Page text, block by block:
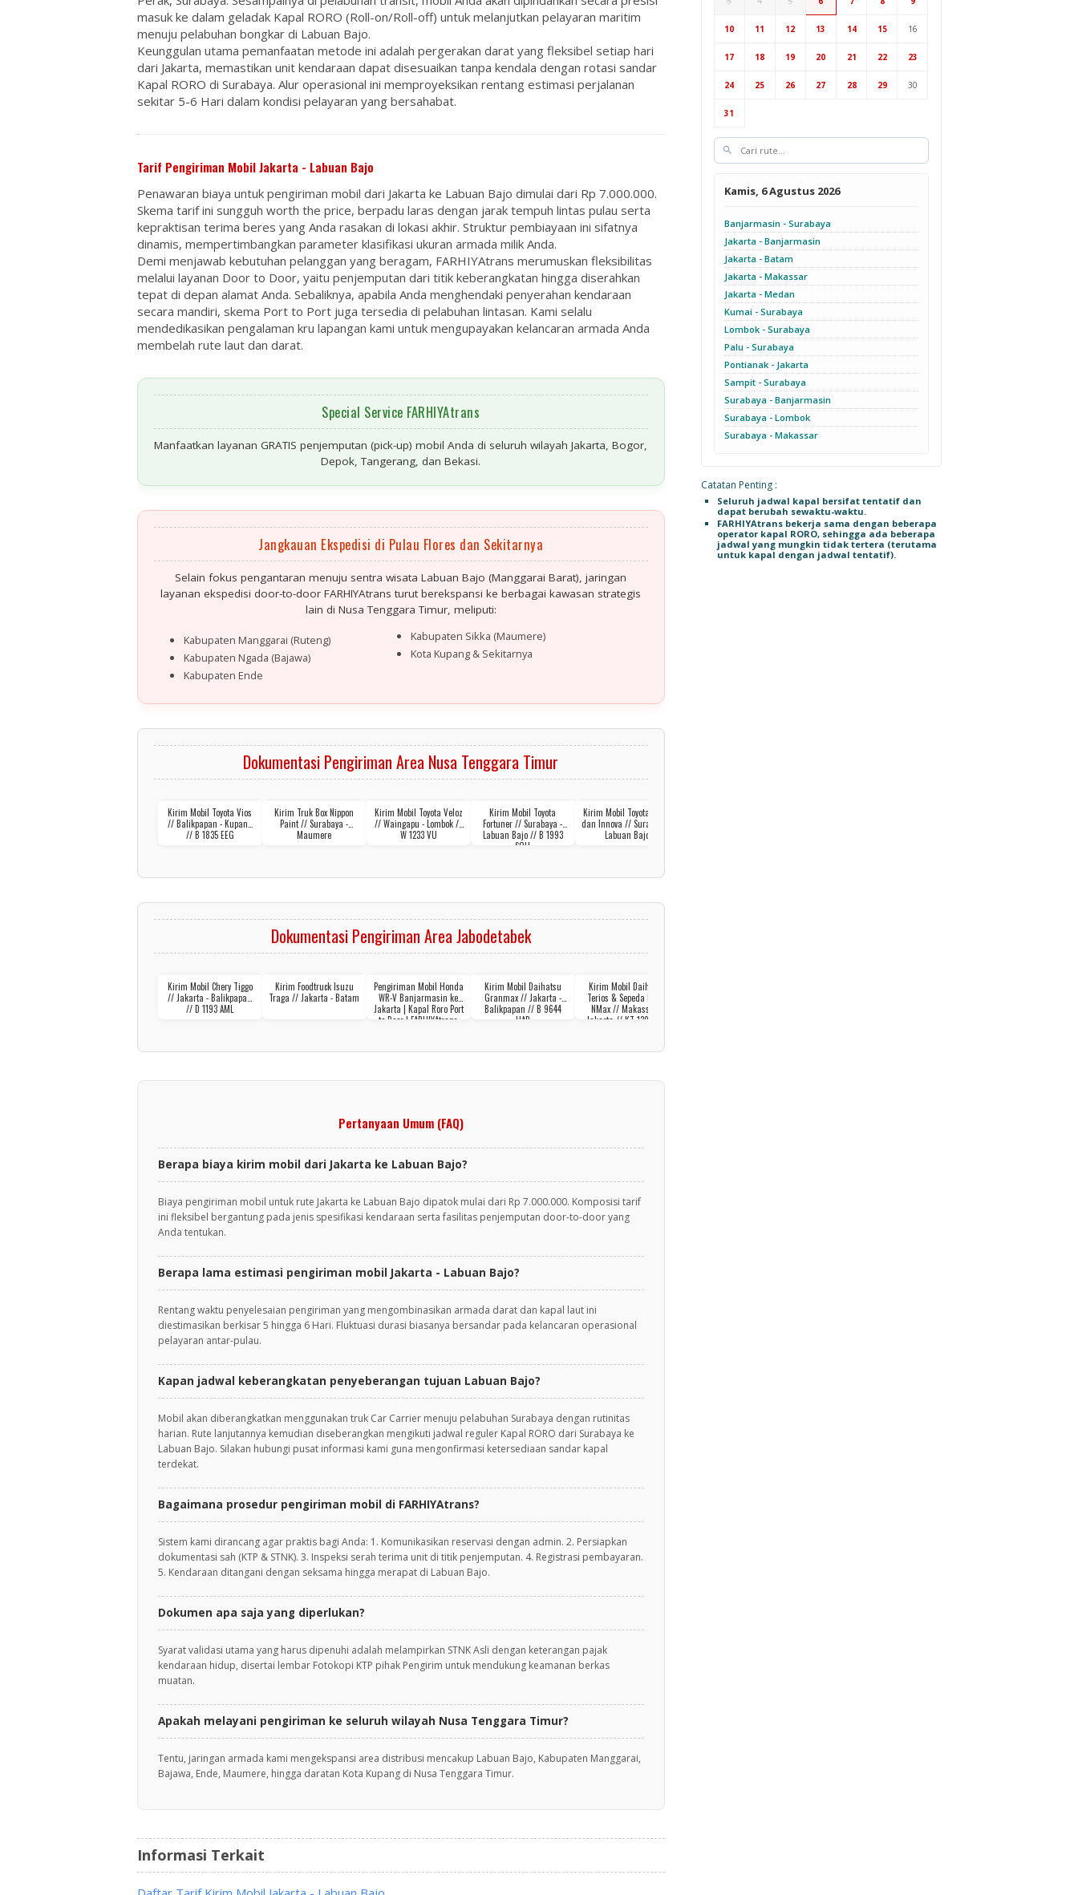
masuk ke dalam geladak Kapal RORO (Roll-on/Roll-off) untuk melanjutkan pelayaran maritim
menuju pelabuhan bongkar di Labuan Bajo.
Keunggulan utama pemanfaatan metode ini adalah pergerakan darat yang fleksibel setiap hari
dari Jakarta, memastikan unit kendaraan dapat disesuaikan tanpa kendala dengan rotasi sandar
Kapal RORO di Surabaya. Alur operasional ini memproyeksikan rentang estimasi perjalanan
sekitar 5-6 Hari dalam kondisi pelayaran yang bersahabat.
Tarif Pengiriman Mobil Jakarta - Labuan Bajo
Penawaran biaya untuk pengiriman mobil dari Jakarta ke Labuan Bajo dimulai dari Rp 7.000.000.
Skema tarif ini sungguh worth the price, berpadu laras dengan jarak tempuh lintas pulau serta
kepraktisan terima beres yang Anda rasakan di lokasi akhir. Struktur pembiayaan ini sifatnya
dinamis, mempertimbangkan parameter klasifikasi ukuran armada milik Anda.
Demi menjawab kebutuhan pelanggan yang beragam, FARHIYAtrans merumuskan fleksibilitas
melalui layanan Door to Door, yaitu penjemputan dari titik keberangkatan hingga diserahkan
tepat di depan alamat Anda. Sebaliknya, apabila Anda menghendaki penyerahan kendaraan
secara mandiri, skema Port to Portjuga tersedia di pelabuhan lintasan. Kami selalu
mendedikasikan pengalaman kru lapangan kami untuk mengupayakan kelancaran armada Anda
membelah rute laut dan darat.
Special Service FARHIYAtrans
Manfaatkan layanan GRATIS penjemputan (pick-up) mobil Anda di seluruh wilayah Jakarta, Bogor,
Depok, Tangerang, dan Bekasi.
Jangkauan Ekspedisi di Pulau Flores dan Sekitarnya
Selain fokus pengantaran menuju sentra wisata Labuan Bajo (Manggarai Barat), jaringan
layanan ekspedisi door-to-door FARHIYAtrans turut berekspansi ke berbagai kawasan strategis
lain di Nusa Tenggara Timur, meliputi:
Kabupaten Manggarai (Ruteng)
Kabupaten Ngada (Bajawa)
Kabupaten Ende
Kabupaten Sikka (Maumere)
Kota Kupang & Sekitarnya
Dokumentasi Pengiriman Area Nusa Tenggara Timur
Kirim Mobil Toyota Vios
// Balikpapan - Kupang
// B 1835 EEG
Kirim Truk Box Nippon
Paint // Surabaya -
Maumere
Kirim Mobil Toyota Veloz
// Waingapu - Lombok //
W 1233 VU
Kirim Mobil Toyota
Fortuner // Surabaya -
Labuan Bajo // B 1993
SQH
Kirim Mobil Toyota Hilux
dan Innova // Surabaya -
Labuan Bajo
Dokumentasi Pengiriman Area Jabodetabek
Kirim Mobil Chery Tiggo
// Jakarta - Balikpapan
// D 1193 AML
Kirim Foodtruck Isuzu
Traga // Jakarta - Batam
Pengiriman Mobil Honda
WR-V Banjarmasin ke
Jakarta | Kapal Roro Port
to Door | FARHIYAtrans
Kirim Mobil Daihatsu
Granmax // Jakarta -
Balikpapan // B 9644
UAP
Kirim Mobil Daihatsu
Terios & Sepeda Motor
NMax // Makassar -
Jakarta // KT 1398 WQ
Pertanyaan Umum (FAQ)
Berapa biaya kirim mobil dari Jakarta ke Labuan Bajo?
Biaya pengiriman mobil untuk rute Jakarta ke Labuan Bajo dipatok mulai dari Rp 7.000.000. Komposisi tarif
ini fleksibel bergantung pada jenis spesifikasi kendaraan serta fasilitas penjemputan door-to-door yang
Anda tentukan.
Berapa lama estimasi pengiriman mobil Jakarta - Labuan Bajo?
Rentang waktu penyelesaian pengiriman yang mengombinasikan armada darat dan kapal laut ini
diestimasikan berkisar 5 hingga 6 Hari. Fluktuasi durasi biasanya bersandar pada kelancaran operasional
pelayaran antar-pulau.
Kapan jadwal keberangkatan penyeberangan tujuan Labuan Bajo?
Mobil akan diberangkatkan menggunakan truk Car Carrier menuju pelabuhan Surabaya dengan rutinitas
harian. Rute lanjutannya kemudian diseberangkan mengikuti jadwal reguler Kapal RORO dari Surabaya ke
Labuan Bajo. Silakan hubungi pusat informasi kami guna mengonfirmasi ketersediaan sandar kapal
terdekat.
Bagaimana prosedur pengiriman mobil di FARHIYAtrans?
Sistem kami dirancang agar praktis bagi Anda: 1. Komunikasikan reservasi dengan admin. 2. Persiapkan
dokumentasi sah (KTP & STNK). 3. Inspeksi serah terima unit di titik penjemputan. 4. Registrasi pembayaran.
5. Kendaraan ditangani dengan seksama hingga merapat di Labuan Bajo.
Dokumen apa saja yang diperlukan?
Syarat validasi utama yang harus dipenuhi adalah melampirkan STNK Asli dengan keterangan pajak
kendaraan hidup, disertai lembar Fotokopi KTP pihak Pengirim untuk mendukung keamanan berkas
muatan.
Apakah melayani pengiriman ke seluruh wilayah Nusa Tenggara Timur?
Tentu, jaringan armada kami mengekspansi area distribusi mencakup Labuan Bajo, Kabupaten Manggarai,
Bajawa, Ende, Maumere, hingga daratan Kota Kupang di Nusa Tenggara Timur.
Informasi Terkait
Hub Surabaya
Cab Yogyakarta
10 11 12 13 14 15 16
17 18 19 20 21 22 23
24 25 26 27 28 29 30
31
Kamis, 6 Agustus 2026
Banjarmasin - Surabaya
Jakarta - Banjarmasin
Jakarta - Batam
Jakarta - Makassar
Jakarta - Medan
Kumai - Surabaya
Lombok - Surabaya
Palu - Surabaya
Pontianak - Jakarta
Sampit - Surabaya
Surabaya - Banjarmasin
Surabaya - Lombok
Surabaya - Makassar
Catatan Penting :
Seluruh jadwal kapal bersifat tentatif dan
dapat berubah sewaktu-waktu.
FARHIYAtrans bekerja sama dengan beberapa
operator kapal RORO, sehingga ada beberapa
jadwal yang mungkin tidak tertera (terutama
untuk kapal dengan jadwal tentatif).